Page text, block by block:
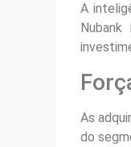
A
As
do